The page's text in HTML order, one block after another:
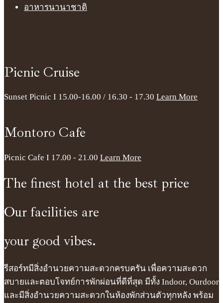
อาหารนานาชาติ
Picnic Cruise
Sunset Picnic I 15.00-16.00 / 16.30 - 17.30 Learn More
Montoro Cafe
Picnic Cafe I 17.00 - 21.00 Learn More
The finest hotel at the best price
Our facilities are
your good vibes.
รีสอร์ทมีสิ่งอำนวยความสะดวกครบครัน เพื่อความสะดวก
สบายและตอบโจทย์การพักผ่อนที่ดีที่สุด มีทั้ง Indoor, Ourdoor
และมีสิ่งอำนวยความสะดวกในห้องพักส่วนตัวทุกหลัง พร้อม